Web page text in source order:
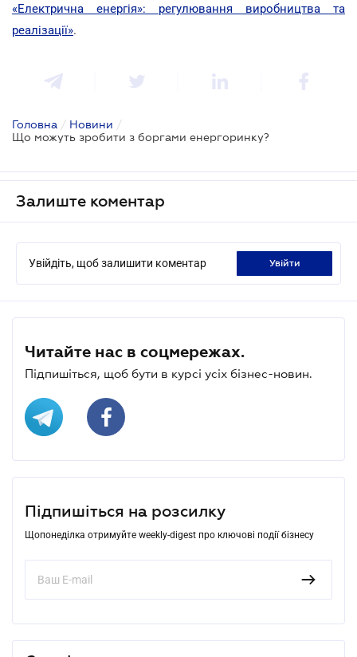
«Електрична енергія»: регулювання виробництва та
реалізації».
Головна / Новини /
Що можуть зробити з боргами енергоринку?
Залиште коментар
Увійдіть, щоб залишити коментар увійти
Читайте нас в соцмережах.
Підпишіться, щоб бути в курсі усіх бізнес-новин.
Підпишіться на розсилку
Щопонеділка отримуйте weekly-digest про ключові події бізнесу